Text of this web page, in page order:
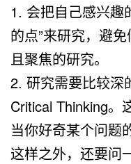
1. 会把自己感兴趣
的点”来研究，避
且聚焦的研究。
2. 研究需要比较深
Critical Thinking。
当你好奇某个问题
这样之外，还要问